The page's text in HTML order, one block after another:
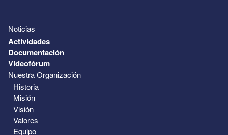
Noticias
Actividades
Documentación
Videofórum
Nuestra Organización
Historia
Misión
Visión
Valores
Equipo